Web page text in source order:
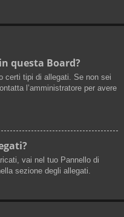
questa Board?
certi tipi di allegati. Se non sei
l’amministratore per avere
vai nel tuo Pannello di
sezione degli allegati.